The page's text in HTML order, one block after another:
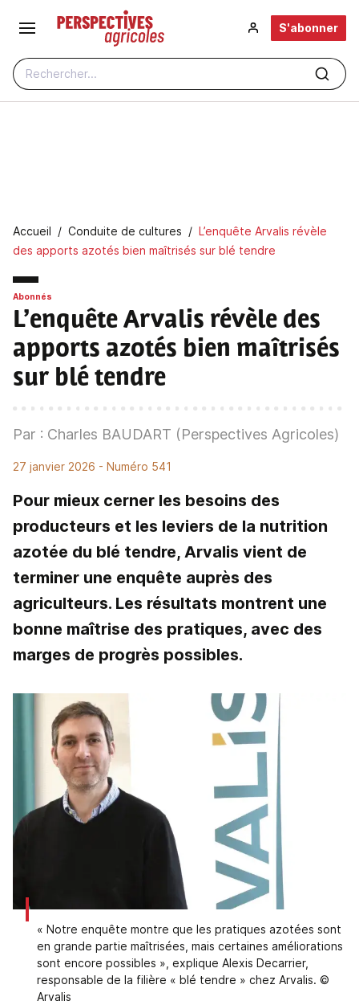
Aller au contenu principal
Rechercher...
S'abonner
Fil d'Ariane
Accueil Conduite de cultures
L’enquête Arvalis révèle
des apports azotés bien maîtrisés sur blé tendre
Abonnés
L’enquête Arvalis révèle des
apports azotés bien maîtrisés
sur blé tendre
Par : Charles BAUDART (Perspectives Agricoles)
27 janvier 2026 - Numéro 541
Pour mieux cerner les besoins des
producteurs et les leviers de la nutrition
azotée du blé tendre, Arvalis vient de
terminer une enquête auprès des
agriculteurs. Les résultats montrent une
bonne maîtrise des pratiques, avec des
marges de progrès possibles.
« Notre enquête montre que les pratiques azotées sont
en grande partie maîtrisées, mais certaines améliorations
sont encore possibles », explique Alexis Decarrier,
responsable de la filière « blé tendre » chez Arvalis. ©
Arvalis